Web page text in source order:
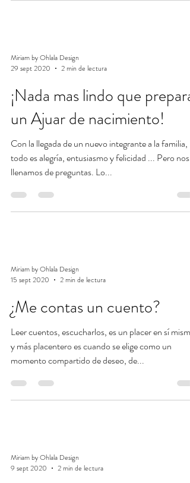
Miriam by Ohlala Design
29 sept 2020
2 min de lectura
¡Nada mas lindo que preparar
un Ajuar de nacimiento!
Con la llegada de un nuevo integrante a la familia,
todo es alegría, entusiasmo y felicidad ... Pero nos
llenamos de preguntas. Lo...
Miriam by Ohlala Design
15 sept 2020
2 min de lectura
¿Me contas un cuento?
Leer cuentos, escucharlos, es un placer en sí
y más placentero es cuando se elige como un
momento compartido de deseo, de...
Miriam by Ohlala Design
9 sept 2020
2 min de lectura